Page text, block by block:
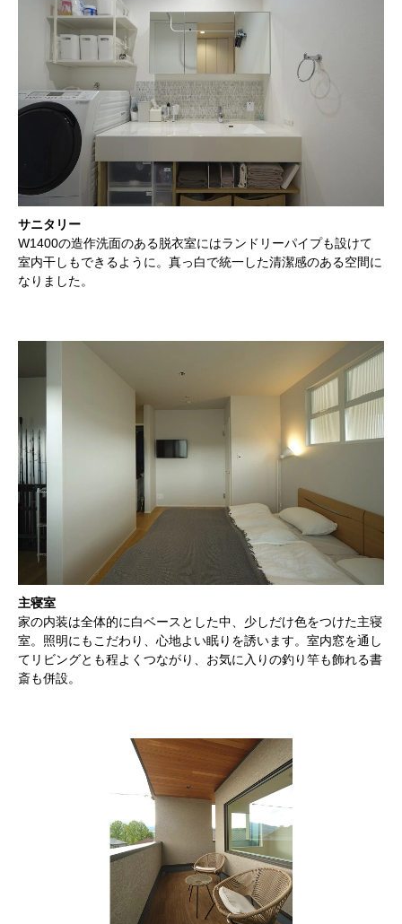
サニタリー
W1400の造作洗面のある脱衣室にはランドリーパイプも設けて
室内干しもできるように。真っ白で統一した清潔感のある空間に
なりました。
主寝室
家の内装は全体的に白ベースとした中、少しだけ色をつけた主寝
室。照明にもこだわり、心地よい眠りを誘います。室内窓を通し
てリビングとも程よくつながり、お気に入りの釣り竿も飾れる書
斎も併設。